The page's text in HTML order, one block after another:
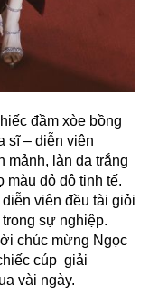
đầm xòe bồng
sĩ – diễn viên
mảnh, làn da trắng
màu đỏ đô tinh tế.
viên đều tài giỏi
sự nghiệp.
chúc mừng Ngọc
cúp giải
vài ngày.